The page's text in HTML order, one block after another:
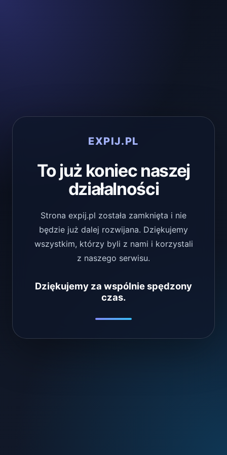
EXPIJ.PL
To już koniec naszej
działalności
Strona expij.pl została zamknięta i nie
będzie już dalej rozwijana. Dziękujemy
wszystkim, którzy byli z nami i korzystali
z naszego serwisu.
Dziękujemy za wspólnie spędzony
czas.